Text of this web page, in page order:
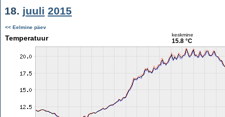
18. juuli 2015
<< Eelmine päev
Temperatuur keskmine
15.8 °C